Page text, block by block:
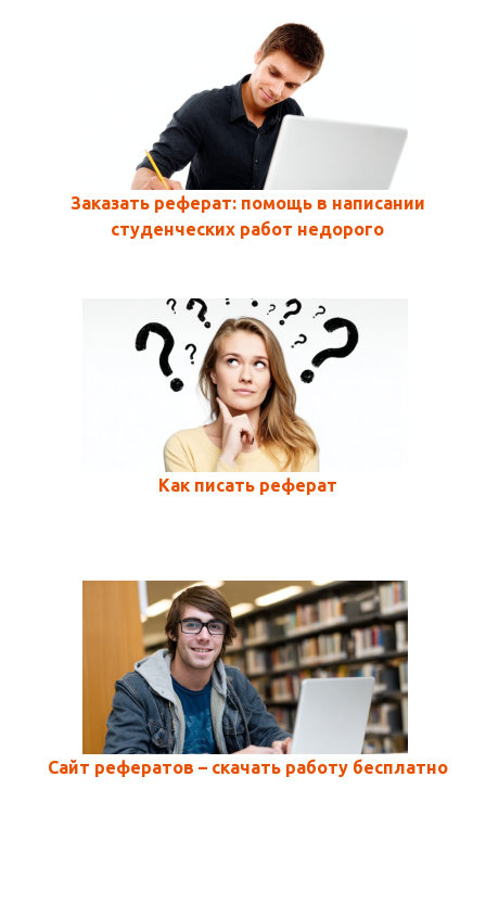
Заказать реферат: помощь в написании
студенческих работ недорого
Как писать реферат
Сайт рефератов – скачать работу бесплатно